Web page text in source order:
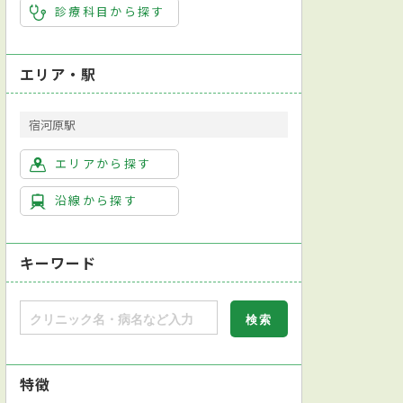
診療科目から探す
エリア・駅
宿河原駅
エリアから探す
沿線から探す
キーワード
特徴